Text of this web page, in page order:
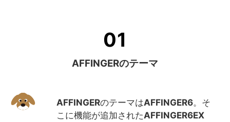
AFFINGERのテーマ
AFFINGERのテーマはAFFINGER6。そ
こに機能が追加されたAFFINGER6EX